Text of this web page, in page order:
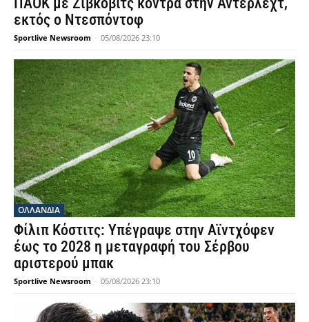
εκτός ο Ντεσπόντοφ
Sportlive Newsroom - 05/08/2026 23:10
OΛΛΑΝΔΊΑ
Φίλιπ Κόστιτς: Υπέγραψε στην Αϊντχόφεν
έως το 2028 η μεταγραφή του Σέρβου
αριστερού μπακ
Sportlive Newsroom - 05/08/2026 23:10